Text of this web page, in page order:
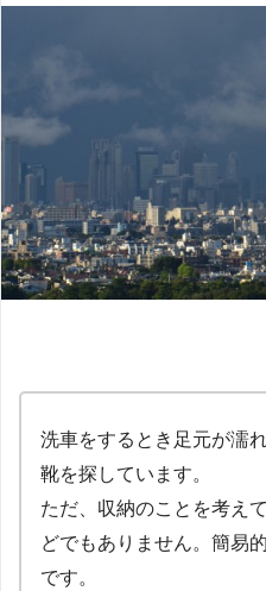
洗車をするとき足元が濡
靴を探しています。
ただ、収納のことを考え
どでもありません。簡易
です。